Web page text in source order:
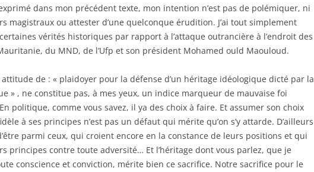
dans mon précédent texte, mon intention n’est pas de polémiquer, ni
magistraux ou attester d’une quelconque érudition. J’ai tout simplement
vérités historiques par rapport à l’attaque outrancière à l’endroit des
du MND, de l’Ufp et son président Mohamed ould Maouloud.
de : « plaidoyer pour la défense d’un héritage idéologique dicté par la
» , ne constitue pas, à mes yeux, un indice marqueur de mauvaise foi
politique, comme vous savez, il ya des choix à faire. Et assumer son choix
à ses principes n’est pas un défaut qui mérite qu’on s’y attarde. D’ailleurs
parmi ceux, qui croient encore en la constance de leurs positions et qui
principes contre toute adversité… Et l’héritage dont vous parlez, que je
conscience et conviction, mérite bien ce sacrifice. Notre sacrifice pour le